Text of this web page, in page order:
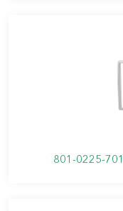
801-0225-